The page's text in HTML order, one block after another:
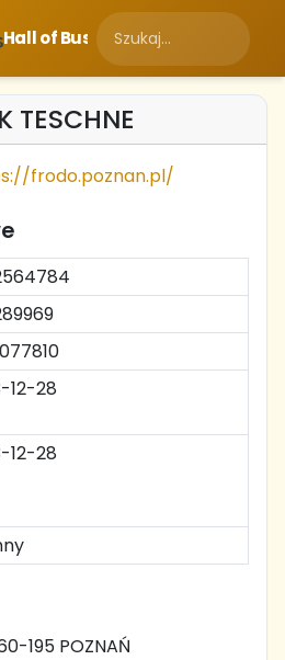
Hall of Business
TESCHNE
frodo.poznan.pl/
12-28
12-28
195 POZNAŃ